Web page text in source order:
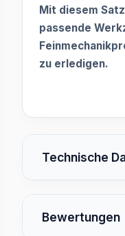
Mit diesem
passende
zu erledigen.
Technische
Bewertungen